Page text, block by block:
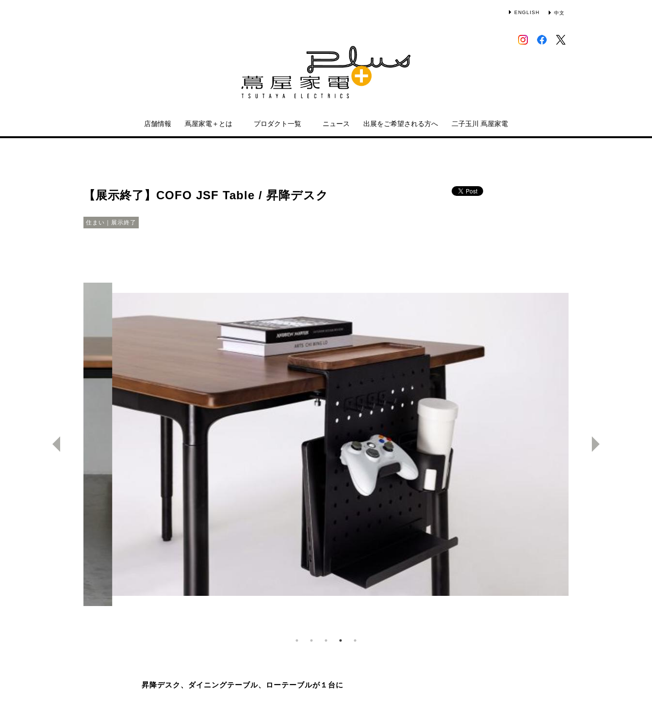
ENGLISH 中文
店舗情報 蔦屋家電＋とは プロダクト一覧 ニュース 出展をご希望される方へ 二子玉川 蔦屋家電
【展示終了】COFO JSF Table / 昇降デスク
住まい｜展示終了
昇降デスク、ダイニングテーブル、ローテーブルが１台に